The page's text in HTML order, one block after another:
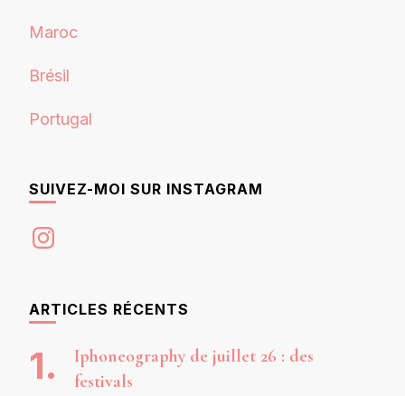
Maroc
Brésil
Portugal
SUIVEZ-MOI SUR INSTAGRAM
Instagram
ARTICLES RÉCENTS
Iphoneography de juillet 26 : des
festivals